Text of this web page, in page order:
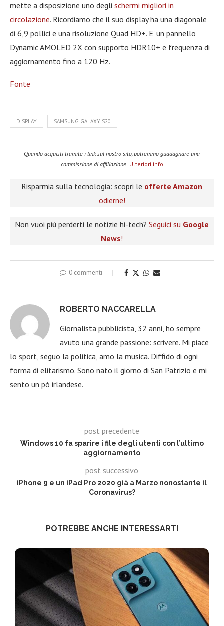
mette a disposizione uno degli schermi migliori in
circolazione. Ricordiamo che il suo display ha una diagonale
di 6,9 pollici e una risoluzione Quad HD+. E’ un pannello
Dynamic AMOLED 2X con supporto HDR10+ e frequenza di
aggiornamento fino a 120 Hz.
Fonte
DISPLAY SAMSUNG GALAXY S20
Quando acquisti tramite i link sul nostro sito, potremmo guadagnare una
commissione di affiliazione. Ulteriori info
Risparmia sulla tecnologia: scopri le offerte Amazon
odierne!
Non vuoi più perderti le notizie hi-tech? Seguici su Google
News!
0 commenti
ROBERTO NACCARELLA
Giornalista pubblicista, 32 anni, ho sempre
avuto una grande passione: scrivere. Mi piace
lo sport, seguo la politica, amo la musica. Diffido di ogni
forma di elitarismo. Sono nato il giorno di San Patrizio e mi
sento un pò irlandese.
post precedente
Windows 10 fa sparire i file degli utenti con l’ultimo
aggiornamento
post successivo
iPhone 9 e un iPad Pro 2020 già a Marzo nonostante il
Coronavirus?
POTREBBE ANCHE INTERESSARTI